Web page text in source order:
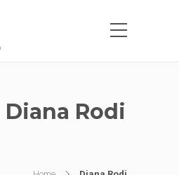
Diana Rodi